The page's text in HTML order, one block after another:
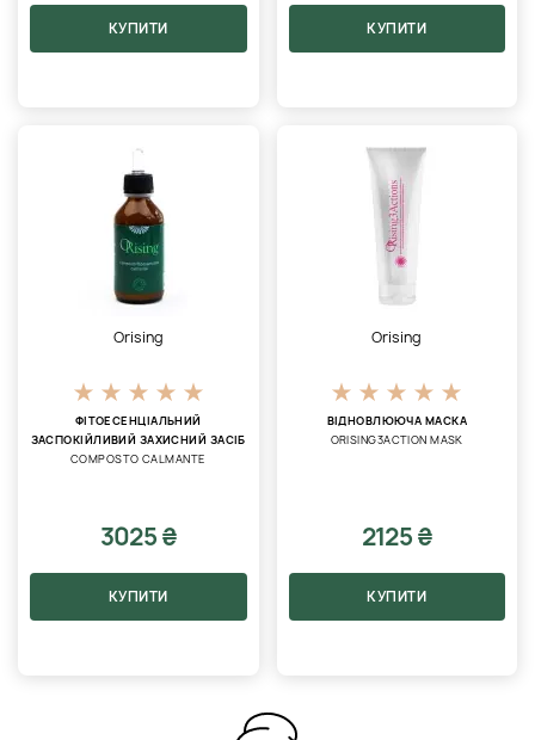
КУПИТИ КУПИТИ
Orising
ФІТОЕСЕНЦІАЛЬНИЙ
ЗАСПОКІЙЛИВИЙ ЗАХИСНИЙ ЗАСІБ
COMPOSTO CALMANTE
3025 ₴
КУПИТИ
Orising
ВІДНОВЛЮЮЧА МАСКА
ORISING3ACTION MASK
2125 ₴
КУПИТИ